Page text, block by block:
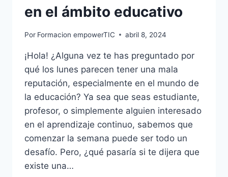
en el ámbito educativo
Por Formacion empowerTIC abril 8, 2024
¡Hola! ¿Alguna vez te has preguntado por
qué los lunes parecen tener una mala
reputación, especialmente en el mundo de
la educación? Ya sea que seas estudiante,
profesor, o simplemente alguien interesado
en el aprendizaje continuo, sabemos que
comenzar la semana puede ser todo un
desafío. Pero, ¿qué pasaría si te dijera que
existe una…